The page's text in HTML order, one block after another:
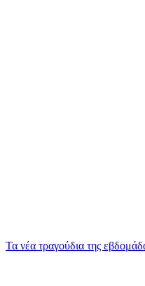
Τα νέα τραγούδια της